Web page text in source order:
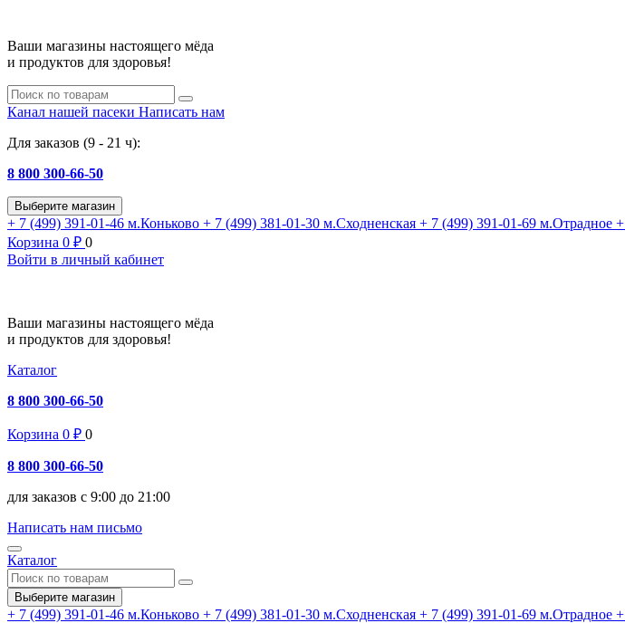
Ваши магазины настоящего мёда
и продуктов для здоровья!
Канал нашей пасеки Написать нам
Для заказов (9 - 21 ч):
8 800 300-66-50
Выберите магазин
+ 7 (499) 391-01-46 м.Коньково + 7 (499) 381-01-30 м.Сходненская + 7 (499) 391-01-69 м.Отрадное
Корзина 0 ₽ 0
Войти в личный кабинет
Ваши магазины настоящего мёда
и продуктов для здоровья!
Каталог
8 800 300-66-50
Корзина 0 ₽ 0
8 800 300-66-50
для заказов с 9:00 до 21:00
Написать нам письмо
Каталог
Выберите магазин
+ 7 (499) 391-01-46 м.Коньково + 7 (499) 381-01-30 м.Сходненская + 7 (499) 391-01-69 м.Отрадное